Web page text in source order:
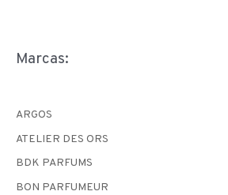
Marcas:
ARGOS
ATELIER DES ORS
BDK PARFUMS
BON PARFUMEUR